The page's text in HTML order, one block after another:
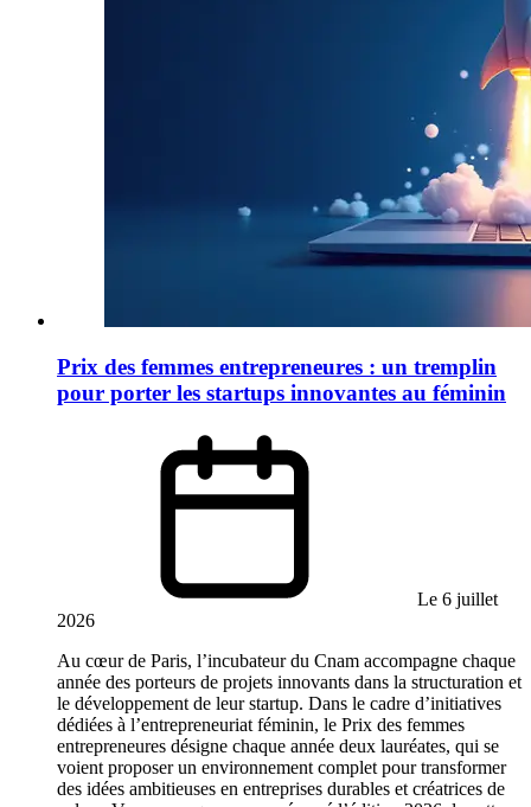
Prix des femmes entrepreneures : un tremplin
pour porter les startups innovantes au féminin
Le 6 juillet
2026
Au cœur de Paris, l’incubateur du Cnam accompagne chaque
année des porteurs de projets innovants dans la structuration et
le développement de leur startup. Dans le cadre d’initiatives
dédiées à l’entrepreneuriat féminin, le Prix des femmes
entrepreneures désigne chaque année deux lauréates, qui se
voient proposer un environnement complet pour transformer
des idées ambitieuses en entreprises durables et créatrices de